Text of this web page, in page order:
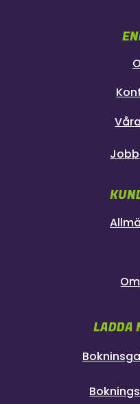
LADDA